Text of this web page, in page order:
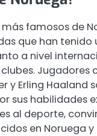
famosos de
que han
a nivel
Jugadores
y Erling Haaland
sus habilidades
al deporte,
en Noruega y